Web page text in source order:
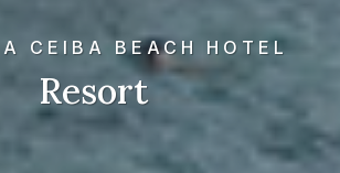
CEIBA BEACH HOTEL
Resort